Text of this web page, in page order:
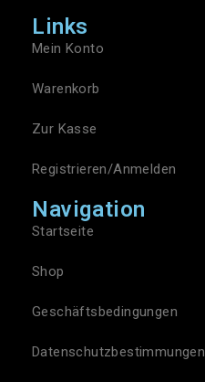
Links
Mein Konto
Warenkorb
Zur Kasse
Registrieren/Anmelden
Navigation
Startseite
Shop
Geschäftsbedingungen
Datenschutzbestimmungen